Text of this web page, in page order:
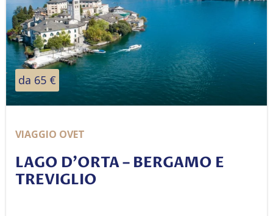
da 65 €
VIAGGIO OVET
LAGO D’ORTA – BERGAMO E
TREVIGLIO